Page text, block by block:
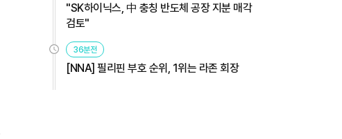
"SK하이닉스, 中 충칭 반도체 공장 지분 매각
검토"
36분전
[NNA] 필리핀 부호 순위, 1위는 라존 회장